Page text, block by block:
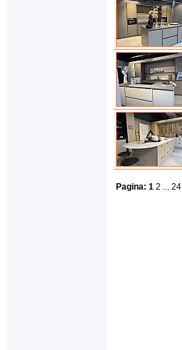
Pagina: 1 2 ... 24